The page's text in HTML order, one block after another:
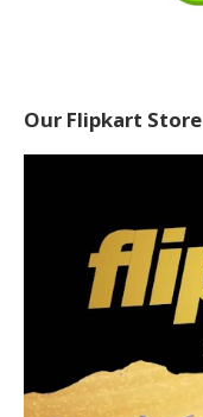
Our Flipkart Store